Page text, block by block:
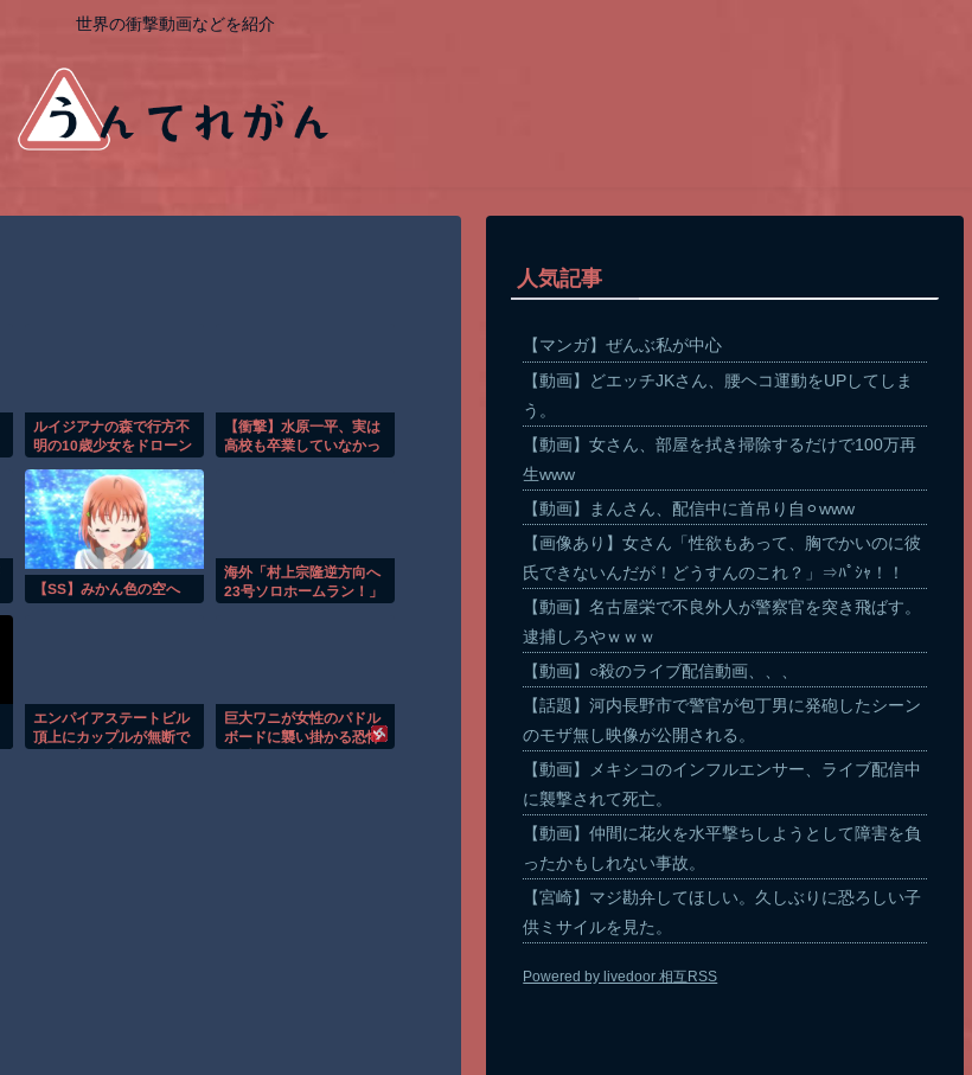
世界の衝撃動画などを紹介
ルイジアナの森で行方不
明の10歳少女をドローン
【衝撃】水原一平、実は
高校も卒業していなかっ
【SS】みかん色の空へ
海外「村上宗隆逆方向へ
23号ソロホームラン！」
エンパイアステートビル
頂上にカップルが無断で
巨大ワニが女性のパドル
ボードに襲い掛かる恐怖
人気記事
【マンガ】ぜんぶ私が中心
【動画】どエッチJKさん、腰ヘコ運動をUPしてしま
う。
【動画】女さん、部屋を拭き掃除するだけで100万再
生www
【動画】まんさん、配信中に首吊り自⚪︎www
【画像あり】女さん「性欲もあって、胸でかいのに彼
氏できないんだが！どうすんのこれ？」⇒ﾊﾟｼｬ！！
【動画】名古屋栄で不良外人が警察官を突き飛ばす。
逮捕しろやｗｗｗ
【動画】○殺のライブ配信動画、、、
【話題】河内長野市で警官が包丁男に発砲したシーン
のモザ無し映像が公開される。
【動画】メキシコのインフルエンサー、ライブ配信中
に襲撃されて死亡。
【動画】仲間に花火を水平撃ちしようとして障害を負
ったかもしれない事故。
【宮崎】マジ勘弁してほしい。久しぶりに恐ろしい子
供ミサイルを見た。
Powered by livedoor 相互RSS